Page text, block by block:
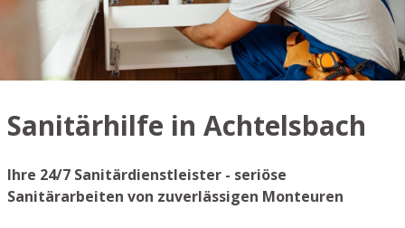
Sanitärhilfe in Achtelsbach
Ihre 24/7 Sanitärdienstleister - seriöse
Sanitärarbeiten von zuverlässigen Monteuren